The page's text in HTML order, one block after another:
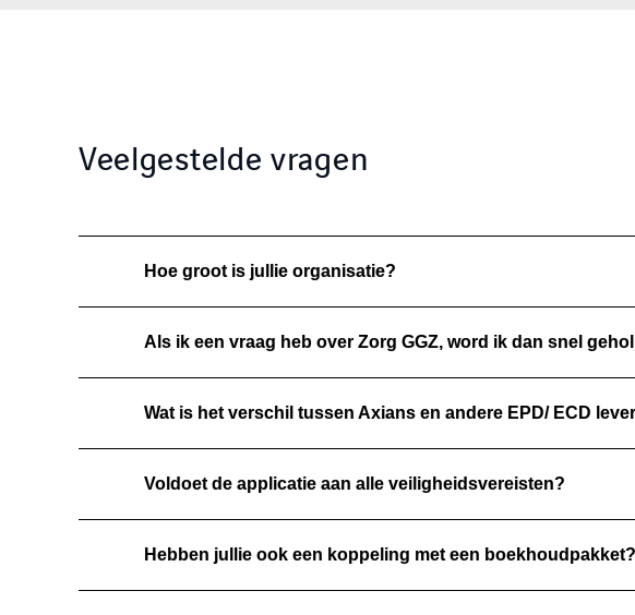
Veelgestelde vragen
Hoe groot is jullie organisatie?
Als ik een vraag heb over Zorg GGZ, word ik dan snel
Wat is het verschil tussen Axians en andere EPD/ ECD
Voldoet de applicatie aan alle veiligheidsvereisten?
Hebben jullie ook een koppeling met een boekhoudpakket?